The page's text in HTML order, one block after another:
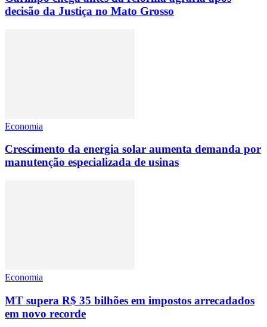
decisão da Justiça no Mato Grosso
Economia
Crescimento da energia solar aumenta demanda por
manutenção especializada de usinas
Economia
MT supera R$ 35 bilhões em impostos arrecadados
em novo recorde